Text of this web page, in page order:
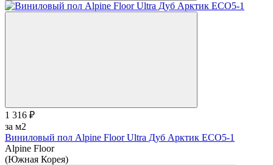
1 316 ₽
за м2
Виниловый пол Alpine Floor Ultra Дуб Арктик ЕСО5-1
Alpine Floor
(Южная Корея)